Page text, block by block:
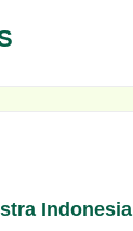
Indonesia